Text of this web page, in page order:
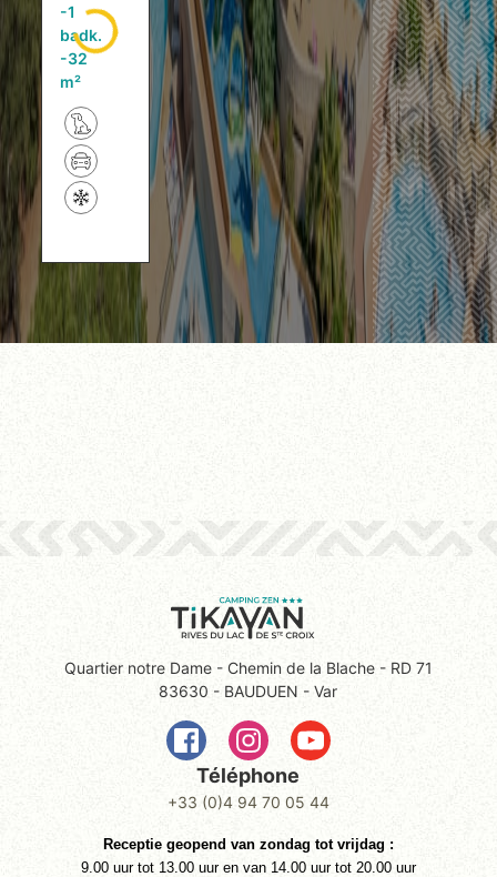
1
badk.
32
m²
Quartier notre Dame - Chemin de la Blache - RD 71
83630 - BAUDUEN - Var
Téléphone
+33 (0)4 94 70 05 44
Receptie geopend van zondag tot vrijdag :
9.00 uur tot 13.00 uur en van 14.00 uur tot 20.00 uur